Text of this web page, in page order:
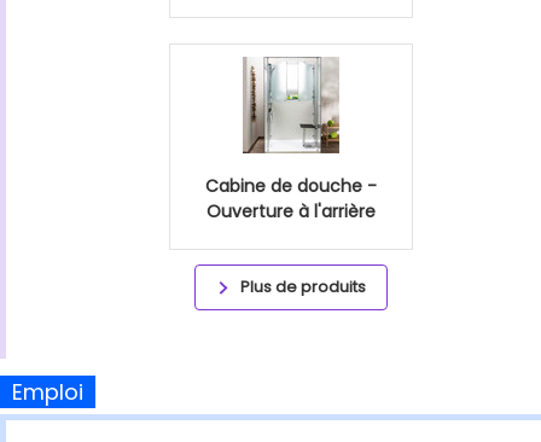
Cabine de douche -
Ouverture à l'arrière
Plus de produits
Emploi